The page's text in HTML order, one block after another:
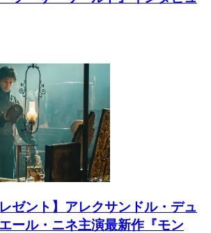
ゼント】アレクサンドル・デュ
ール・ニネ主演最新作『モン